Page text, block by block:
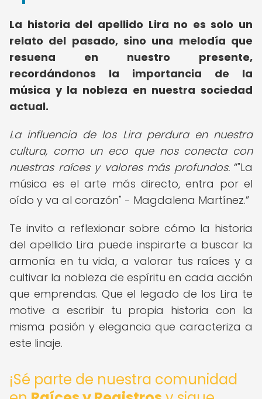
La historia del apellido Lira no es solo un
relato del pasado, sino una melodía que
resuena en nuestro presente,
recordándonos la importancia de la
música y la nobleza en nuestra sociedad
actual.
La influencia de los Lira perdura en nuestra
cultura, como un eco que nos conecta con
nuestras raíces y valores más profundos. "La
música es el arte más directo, entra por el
oído y va al corazón" - Magdalena Martínez.
Te invito a reflexionar sobre cómo la historia
del apellido Lira puede inspirarte a buscar la
armonía en tu vida, a valorar tus raíces y a
cultivar la nobleza de espíritu en cada acción
que emprendas. Que el legado de los Lira te
motive a escribir tu propia historia con la
misma pasión y elegancia que caracteriza a
este linaje.
¡Sé parte de nuestra comunidad